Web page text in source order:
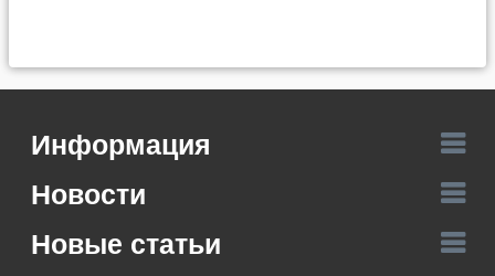
Информация
Новости
Новые статьи